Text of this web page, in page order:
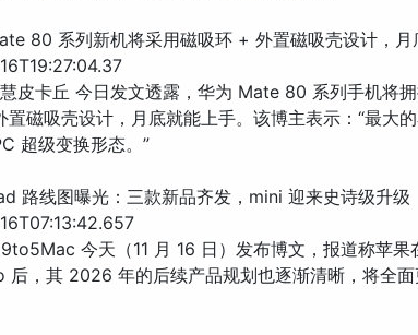
80 系列新机将采用磁吸环 + 外置磁吸壳设计，月
皮卡丘 今日发文透露，华为 Mate 80 系列手机将
磁吸壳设计，月底就能上手。该博主表示：“最大
超级变换形态。”
路线图曝光：三款新品齐发，mini 迎来史诗级升级
今天（11 月 16 日）发布博文，报道称苹果
后，其 2026 年的后续产品规划也逐渐清晰，将全